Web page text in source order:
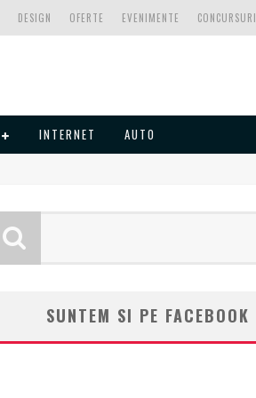
CONCURSURI
EVENIMENTE
OFERTE
DESIGN
INTERNET AUTO
SUNTEM SI PE FACEBOOK